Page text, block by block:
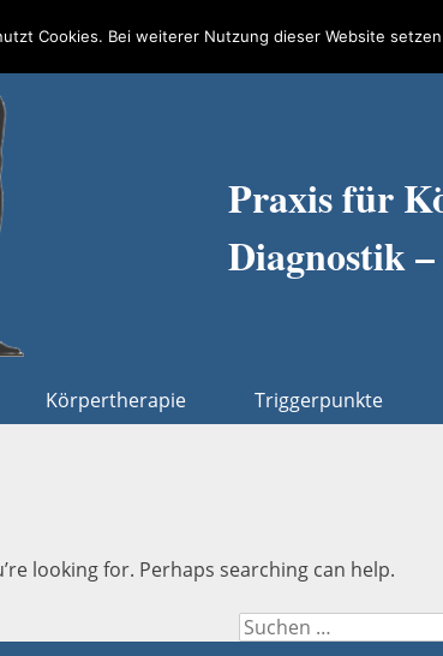
Kontakt
Praxis für
Diagnostik
Körpertherapie Triggerpunkte
looking for. Perhaps searching can help.
Suchen
Cookies. Bei weiterer Nutzung dieser Website